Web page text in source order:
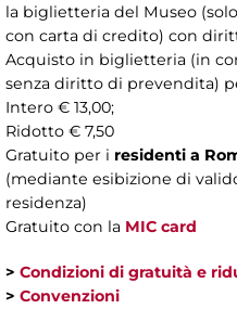
la biglietteria del Museo
con carta di credito) con
Acquisto in biglietteria (in
senza diritto di prevendita)
Intero € 13,00;
Ridotto € 7,50
Gratuito per i residenti a
(mediante esibizione di
residenza)
Gratuito con la MIC card
> Condizioni di gratuità e
> Convenzioni